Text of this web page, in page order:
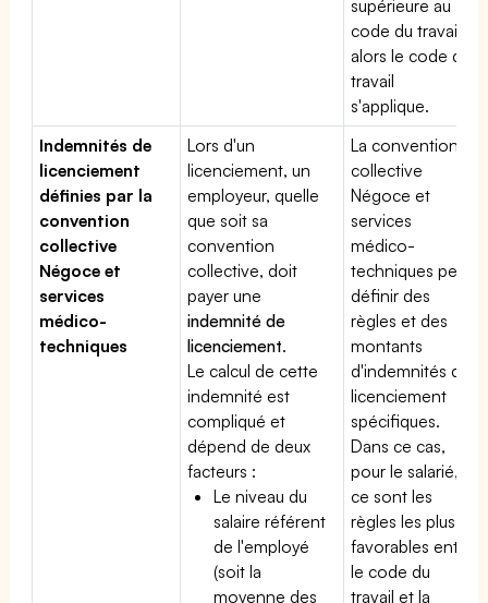
supérieure au
code du travail,
alors le code du
travail
s'applique.
Indemnités de
licenciement
définies par la
convention
collective
Négoce et
services
médico-
techniques
Lors d'un
licenciement, un
employeur, quelle
que soit sa
convention
collective, doit
payer une
indemnité de
licenciement.
Le calcul de cette
indemnité est
compliqué et
dépend de deux
facteurs :
Le niveau du
salaire référent
de l'employé
(soit la
moyenne des
La convention
collective
Négoce et
services
médico-
techniques peut
définir des
règles et des
montants
d'indemnités de
licenciement
spécifiques.
Dans ce cas,
pour le salarié,
ce sont les
règles les plus
favorables entre
le code du
travail et la